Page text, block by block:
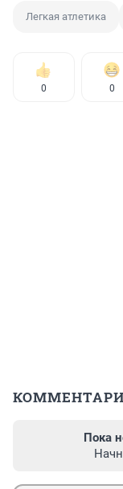
Легкая атлетика
0 0
Пока